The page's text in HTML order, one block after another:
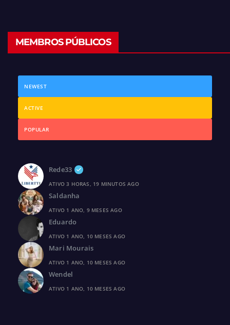
MEMBROS PÚBLICOS
NEWEST
ACTIVE
POPULAR
Rede33
ATIVO 3 HORAS, 19 MINUTOS AGO
Saldanha
ATIVO 1 ANO, 9 MESES AGO
Eduardo
ATIVO 1 ANO, 10 MESES AGO
Mari Mourais
ATIVO 1 ANO, 10 MESES AGO
Wendel
ATIVO 1 ANO, 10 MESES AGO